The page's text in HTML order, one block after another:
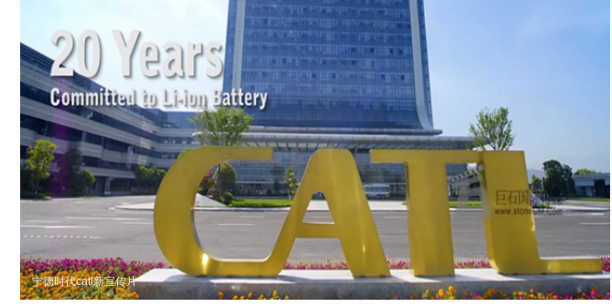
宁德时代catl新宣传片